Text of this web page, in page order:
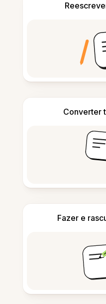
Converter
Fazer e